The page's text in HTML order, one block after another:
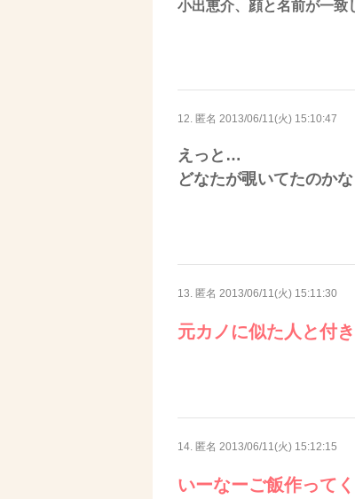
小出恵介、顔と名前が一致
12. 匿名 2013/06/11(火) 15:10:47
えっと…
どなたが覗いてたのかな
13. 匿名 2013/06/11(火) 15:11:30
元カノに似た人と付
14. 匿名 2013/06/11(火) 15:12:15
いーなーご飯作って